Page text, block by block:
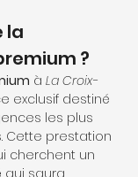
la
?
à La Croix-
exclusif destiné
les plus
Cette prestation
cherchent un
qui saura